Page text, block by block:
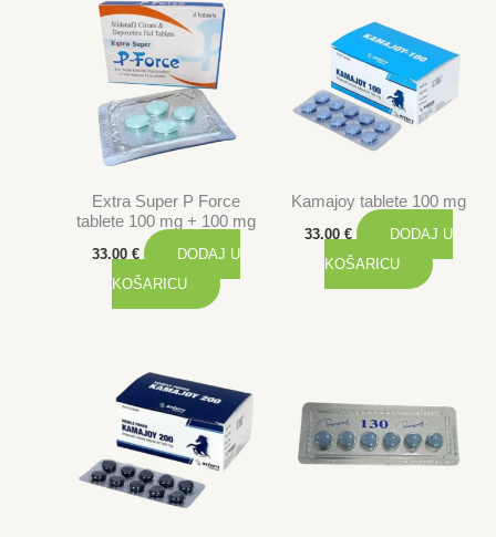
Extra Super P Force
tablete 100 mg + 100 mg
33.00 €
DODAJ U
KOŠARICU
Kamajoy tablete 100 mg
33.00 €
DODAJ U
KOŠARICU